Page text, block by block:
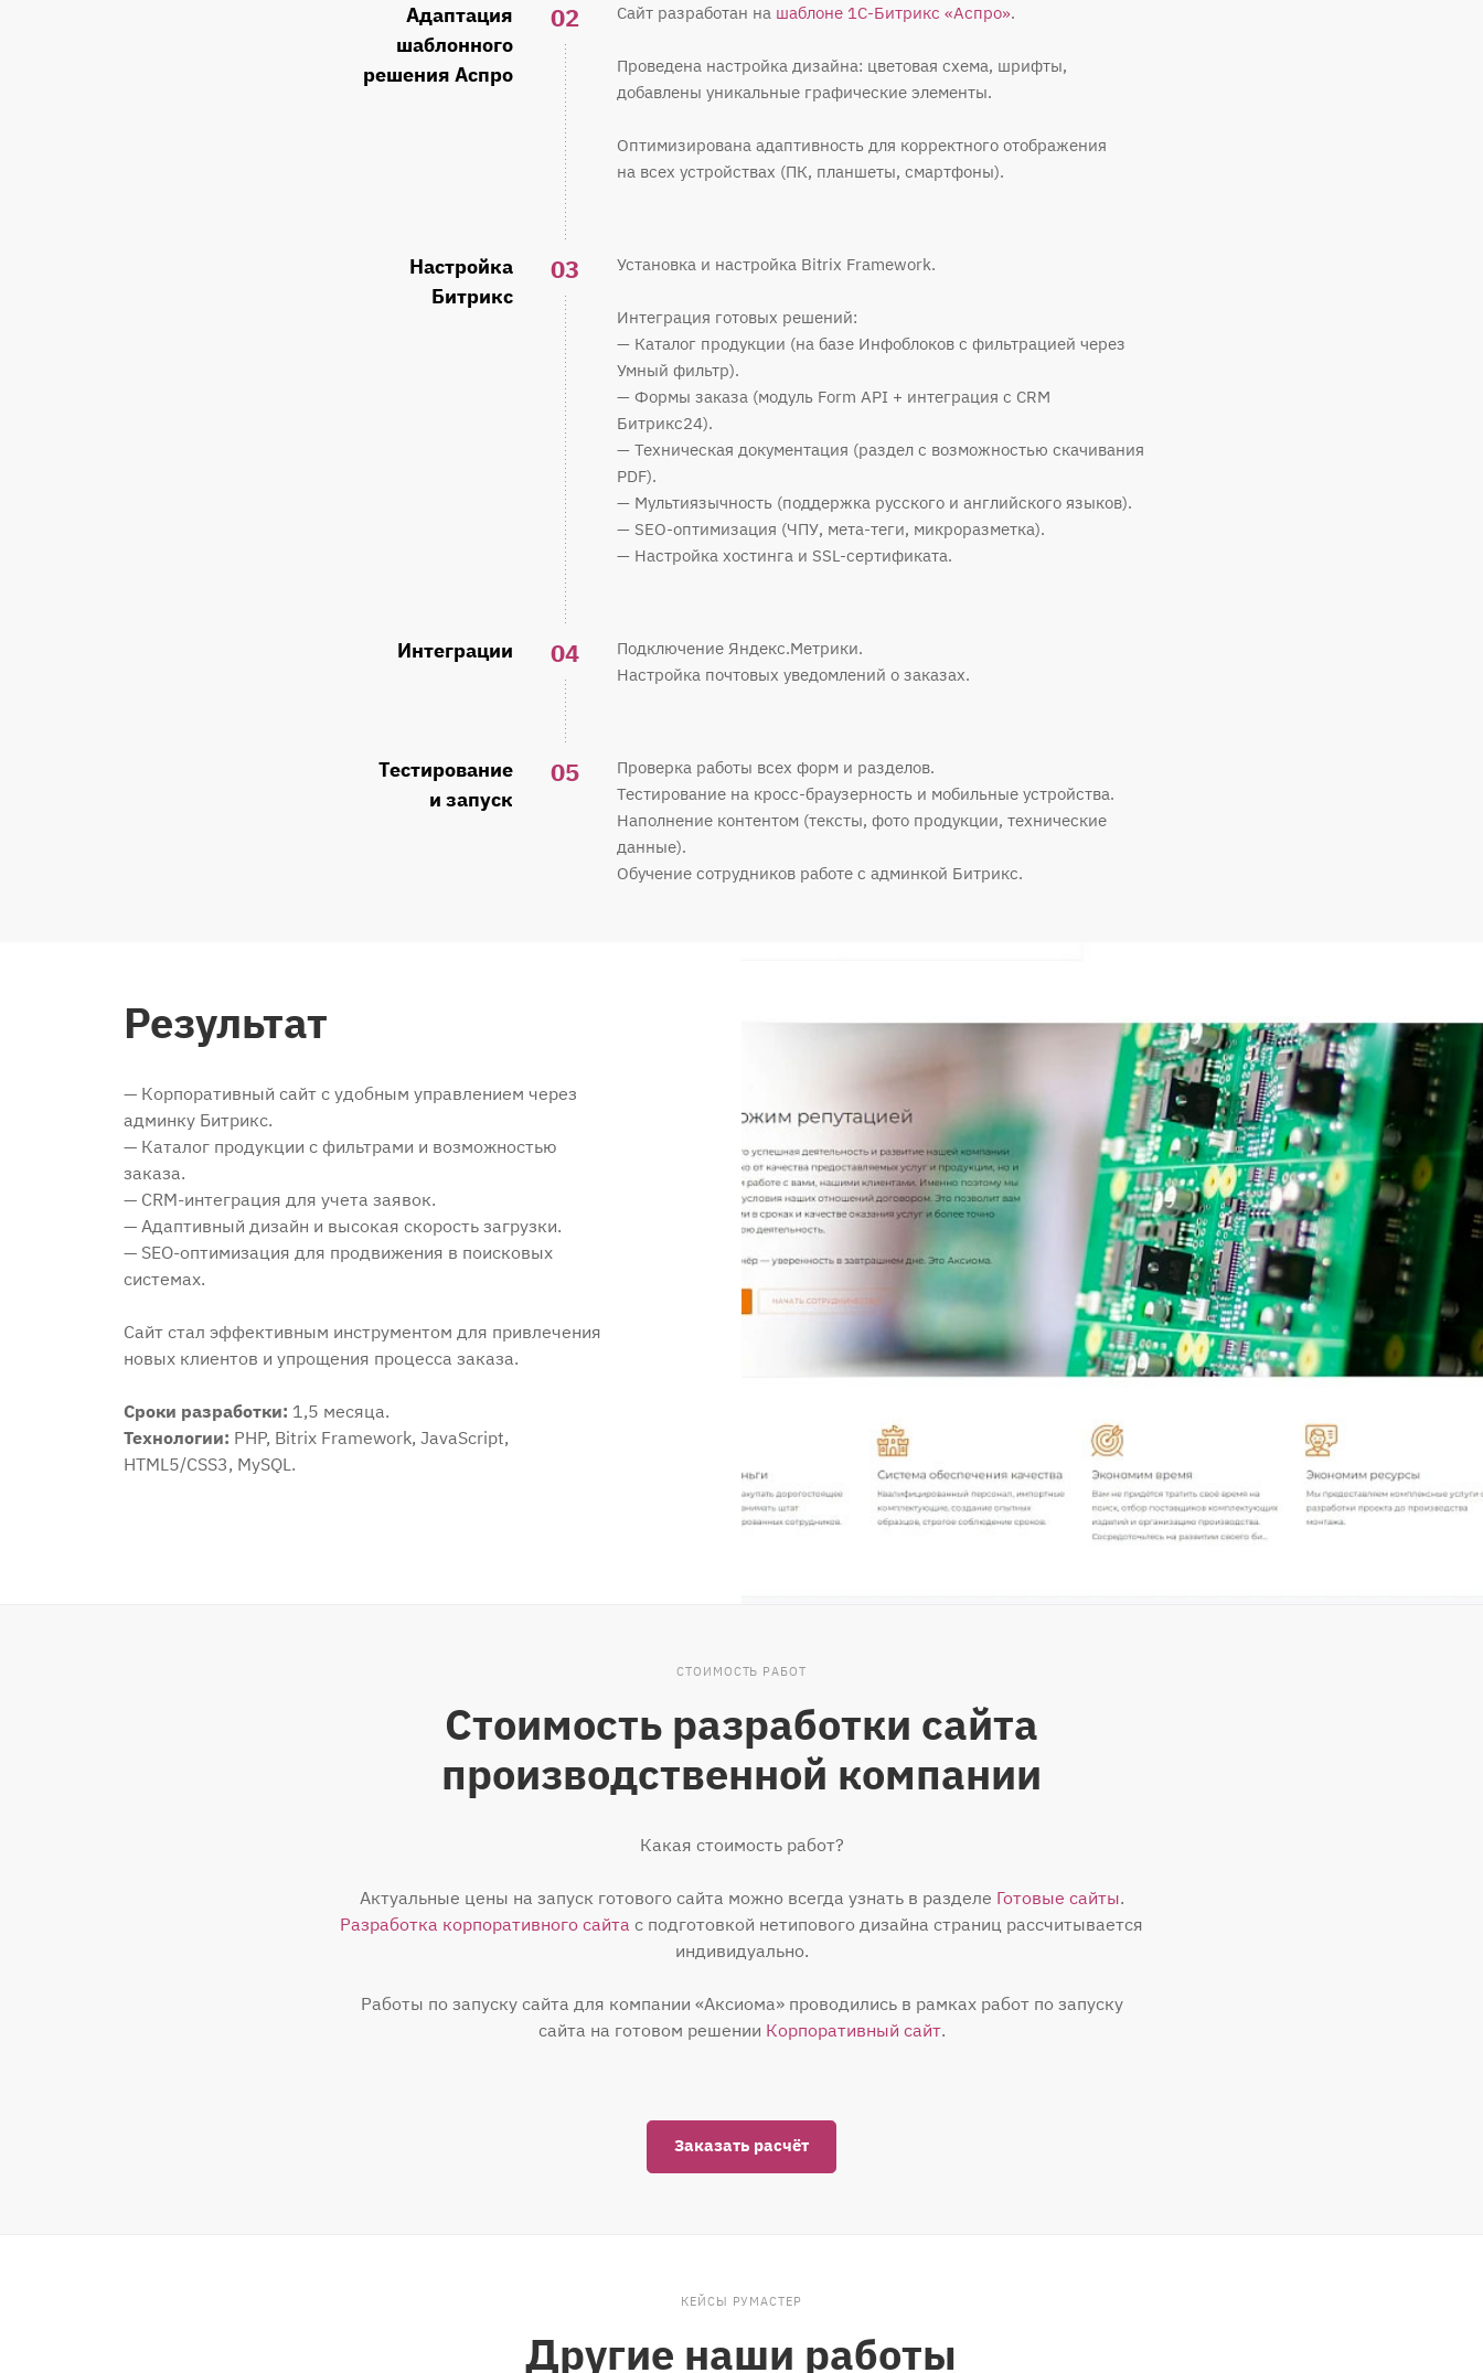
Адаптация
шаблонного
решения Аспро
02 Сайт разработан на шаблоне 1С-Битрикс «Аспро».
Проведена настройка дизайна: цветовая схема, шрифты,
добавлены уникальные графические элементы.
Оптимизирована адаптивность для корректного отображения
на всех устройствах (ПК, планшеты, смартфоны).
Настройка
Битрикс
03 Установка и настройка Bitrix Framework.
Интеграция готовых решений:
— Каталог продукции (на базе Инфоблоков с фильтрацией через
Умный фильтр).
— Формы заказа (модуль Form API + интеграция с CRM
Битрикс24).
— Техническая документация (раздел с возможностью скачивания
PDF).
— Мультиязычность (поддержка русского и английского языков).
— SEO-оптимизация (ЧПУ, мета-теги, микроразметка).
— Настройка хостинга и SSL-сертификата.
Интеграции 04
Подключение Яндекс.Метрики.
Настройка почтовых уведомлений о заказах.
Тестирование
и запуск
05
Проверка работы всех форм и разделов.
Тестирование на кросс-браузерность и мобильные устройства.
Наполнение контентом (тексты, фото продукции, технические
данные).
Обучение сотрудников работе с админкой Битрикс.
Результат
— Корпоративный сайт с удобным управлением через
админку Битрикс.
— Каталог продукции с фильтрами и возможностью
заказа.
— CRM-интеграция для учета заявок.
— Адаптивный дизайн и высокая скорость загрузки.
— SEO-оптимизация для продвижения в поисковых
системах.
Сайт стал эффективным инструментом для привлечения
новых клиентов и упрощения процесса заказа.
Сроки разработки: 1,5 месяца.
Технологии: PHP, Bitrix Framework, JavaScript,
HTML5/CSS3, MySQL.
СТОИМОСТЬ РАБОТ
Стоимость разработки сайта
производственной компании
Какая стоимость работ?
Актуальные цены на запуск готового сайта можно всегда узнать в разделе Готовые сайты.
Разработка корпоративного сайта с подготовкой нетипового дизайна страниц рассчитывается
индивидуально.
Работы по запуску сайта для компании «Аксиома» проводились в рамках работ по запуску
сайта на готовом решении Корпоративный сайт.
Заказать расчёт
КЕЙСЫ РУМАСТЕР
Другие наши работы